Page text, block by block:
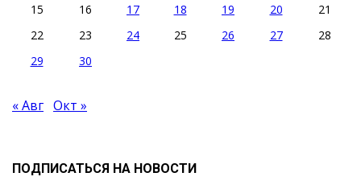
15
16 17 18 19 20
21
22
23 24 25 26 27
28
29
30
« Авг Окт »
ПОДПИСАТЬСЯ НА НОВОСТИ